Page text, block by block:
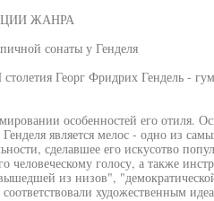
ЖАНРА
сонаты у Генделя
Георг Фридрих Гендель -
особенностей его отиля.
является мелос - одно из
сделавшее его искусотво
голосу, а также
из низов",
художественным